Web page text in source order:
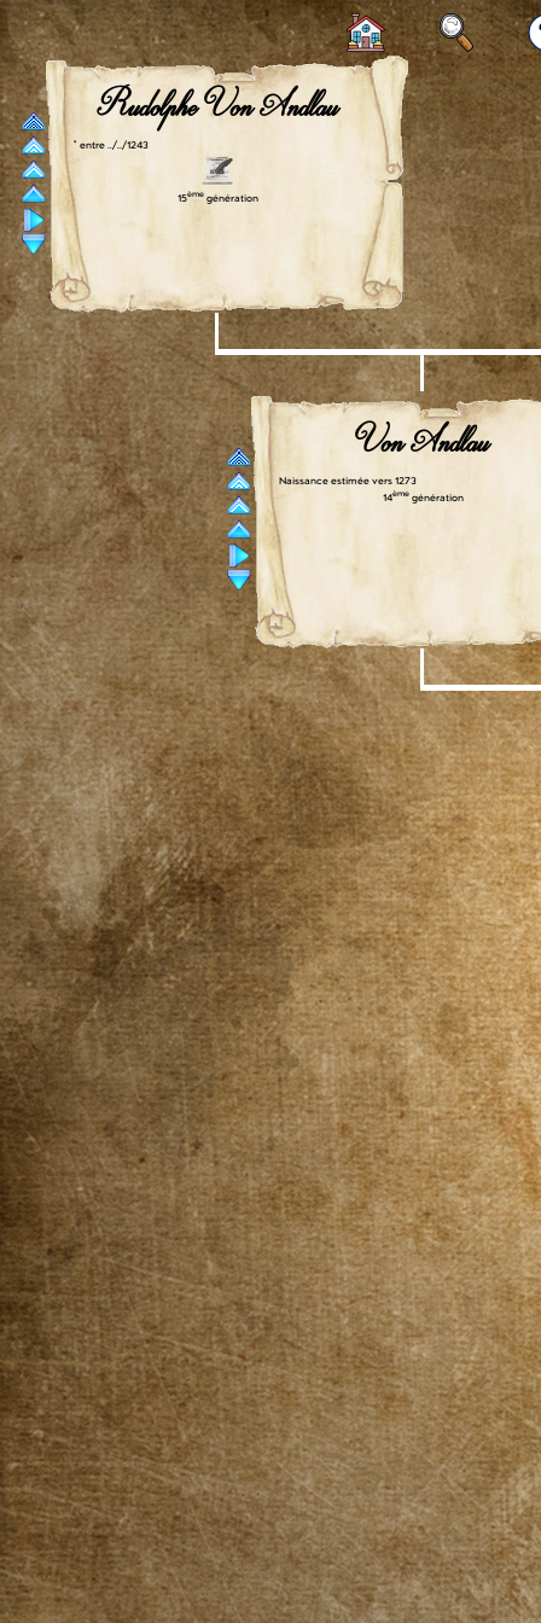
Rudolphe Von Andlau
° entre ../../1243
15èmegénération
Von Andlau
Naissance estimée vers 1273
14èmegénération